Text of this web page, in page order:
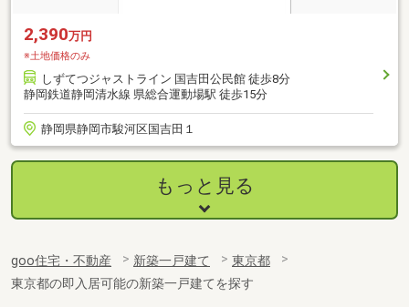
2,390万円
※土地価格のみ
しずてつジャストライン 国吉田公民館 徒歩8分
静岡鉄道静岡清水線 県総合運動場駅 徒歩15分
静岡県静岡市駿河区国吉田１
もっと見る
goo住宅・不動産 新築一戸建て
東京都
東京都の即入居可能の新築一戸建てを探す